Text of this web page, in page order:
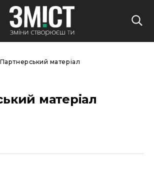
Партнерський матеріал
матеріал